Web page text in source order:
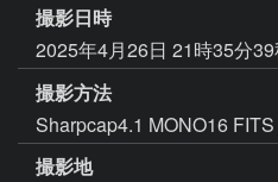
撮影日時
2025年4月26日 21時35分
撮影方法
Sharpcap4.1 MONO16
撮影地